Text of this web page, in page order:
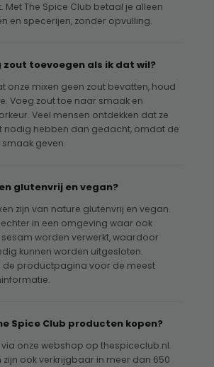
The Spice Club betaal je alleen
en specerijen, zonder opvulling.
zout toevoegen als ik dat wil?
onze mixen geen zout bevatten, houd
Voeg zout toe naar smaak en
Veel mensen ontdekken dat ze
nodig hebben dan gedacht, omdat de
geven.
glutenvrij en vegan?
zijn van nature glutenvrij en vegan.
in een omgeving waar ook
sesam worden verwerkt, waardoor
kunnen worden uitgesloten.
de productpagina voor de meest
Spice Club producten kopen?
onze webshop op thespiceclub.nl.
ook verkrijgbaar in meer dan 650